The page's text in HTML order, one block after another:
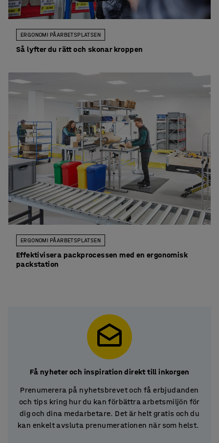
ERGONOMI PÅ ARBETSPLATSEN
Så lyfter du rätt och skonar kroppen
ERGONOMI PÅ ARBETSPLATSEN
Effektivisera packprocessen med en ergonomisk
packstation
Få nyheter och inspiration direkt till inkorgen
Prenumerera på nyhetsbrevet och få erbjudanden
och tips kring hur du kan förbättra arbetsmiljön för
dig och dina medarbetare. Det är helt gratis och du
kan enkelt avsluta prenumerationen när som helst.